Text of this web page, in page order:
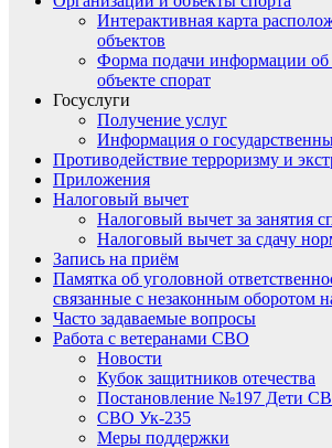
Интерактивная карта
объектов
Форма подачи информации об
объекте спорат
Госуслуги
Получение услуг
Информация о
Противодействие терроризму и
Приложения
Налоговый вычет
Налоговый вычет за занятия
Налоговый вычет за сдачу
Запись на приём
Памятка об уголовной
связанные с незаконным оборотом
Часто задаваемые вопросы
Работа с ветеранами СВО
Новости
Кубок защитников отечества
Постановление №197 Дети
СВО Ук-235
Меры поддержки